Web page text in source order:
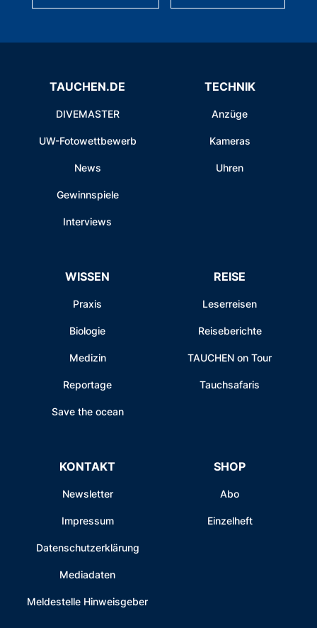
TAUCHEN.DE
DIVEMASTER
UW-Fotowettbewerb
News
Gewinnspiele
Interviews
TECHNIK
Anzüge
Kameras
Uhren
WISSEN
Praxis
Biologie
Medizin
Reportage
Save the ocean
REISE
Leserreisen
Reiseberichte
TAUCHEN on Tour
Tauchsafaris
KONTAKT
Newsletter
Impressum
Datenschutzerklärung
Mediadaten
Meldestelle Hinweisgeber
SHOP
Abo
Einzelheft